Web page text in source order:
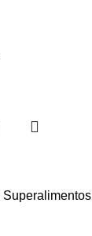
Superalimentos